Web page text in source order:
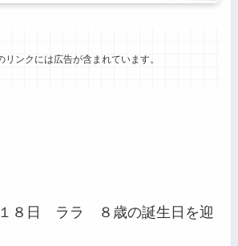
リンクには広告が含まれています。
１８日 ララ ８歳の誕生日を迎